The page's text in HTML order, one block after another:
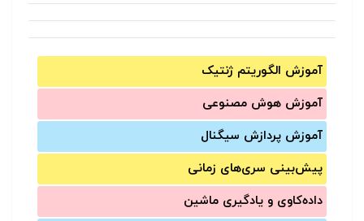
آموزش الگوریتم ژنتیک
آموزش‌ هوش مصنوعی
آموزش‌ پردازش سیگنال
پیش‌‌بینی سری‌‌های زمانی
داده‌کاوی و یادگیری ماشین